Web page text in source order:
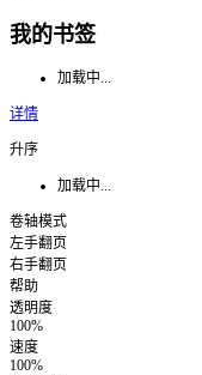
我的书签
加载中...
详情
升序
加载中...
卷轴模式
左手翻页
右手翻页
帮助
透明度
100%
速度
100%